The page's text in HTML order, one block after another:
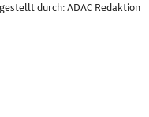
durch: ADAC Redaktion